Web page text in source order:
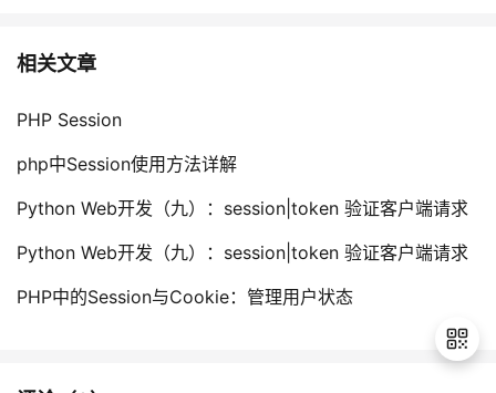
相关文章
PHP Session
php中Session使用方法详解
Python Web开发（九）：session|token 验证客户端请求
Python Web开发（九）：session|token 验证客户端请求
PHP中的Session与Cookie：管理用户状态